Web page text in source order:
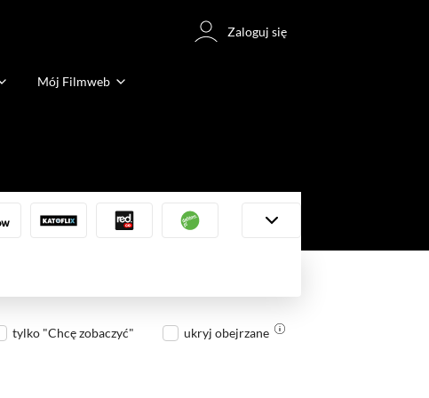
Zaloguj się
Mój Filmweb
tylko "Chcę zobaczyć" ukryj obejrzane